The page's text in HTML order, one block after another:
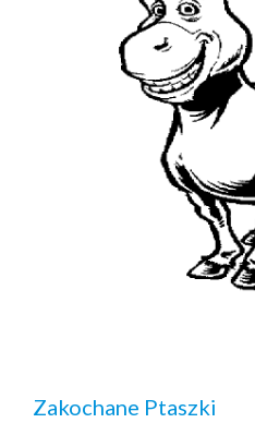
Zakochane Ptaszki